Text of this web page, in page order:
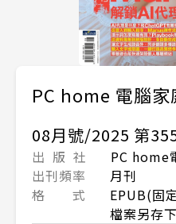
PC home 電腦家
08月號/2025 第
出 版 社
PC home
出刊頻率
月刊
格 式
EPUB(
檔案另存